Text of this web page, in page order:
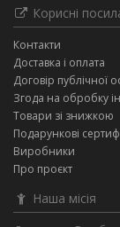
Корисні
Контакти
Доставка і оплата
Договір публічної
Згода на обробку
Товари зі знижкою
Подарункові
Виробники
Про проєкт
Наша місія